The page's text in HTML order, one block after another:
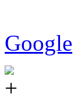
Google